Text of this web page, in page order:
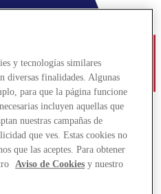
y tecnologías similares
diversas finalidades. Algunas
para que la página funcione
incluyen aquellas que
nuestras campañas de
que ves. Estas cookies no
que las aceptes. Para obtener
Aviso de Cookies y nuestro